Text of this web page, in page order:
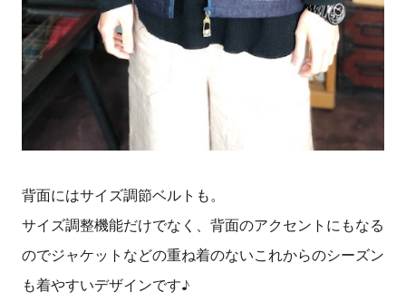
背面にはサイズ調節ベルトも。
サイズ調整機能だけでなく、背面のアクセントにもなる
のでジャケットなどの重ね着のないこれからのシーズン
も着やすいデザインです♪